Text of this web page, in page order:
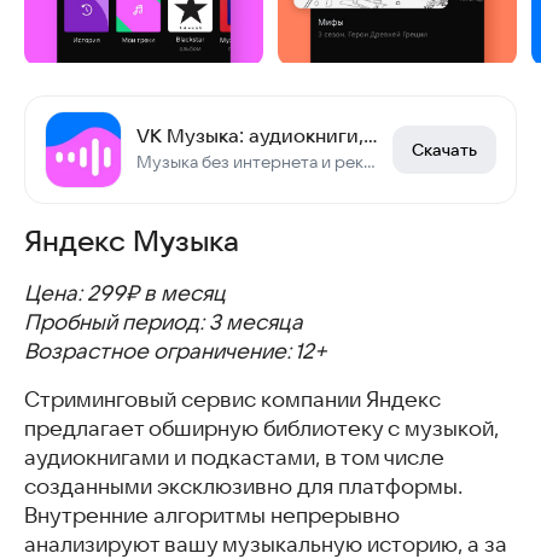
VK Музыка: аудиокниги, песни, подкасты
Музыка без интернета и рекламы, аудиокниги, песни, подкасты и радио
Скачать
Яндекс Музыка
Цена: 299₽ в месяц
Пробный период: 3 месяца
Возрастное ограничение: 12+
Стриминговый сервис компании Яндекс
предлагает обширную библиотеку с музыкой,
аудиокнигами и подкастами, в том числе
созданными эксклюзивно для платформы.
Внутренние алгоритмы непрерывно
анализируют вашу музыкальную историю, а за